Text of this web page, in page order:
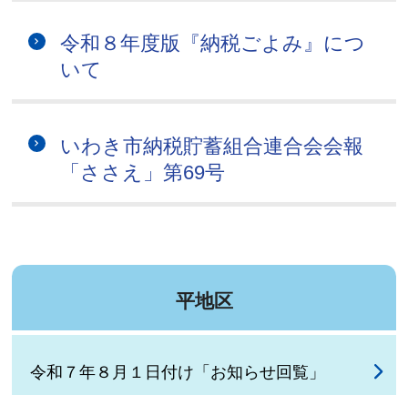
令和８年度版『納税ごよみ』につ
いて
いわき市納税貯蓄組合連合会会報
「ささえ」第69号
平地区
令和７年８月１日付け「お知らせ回覧」